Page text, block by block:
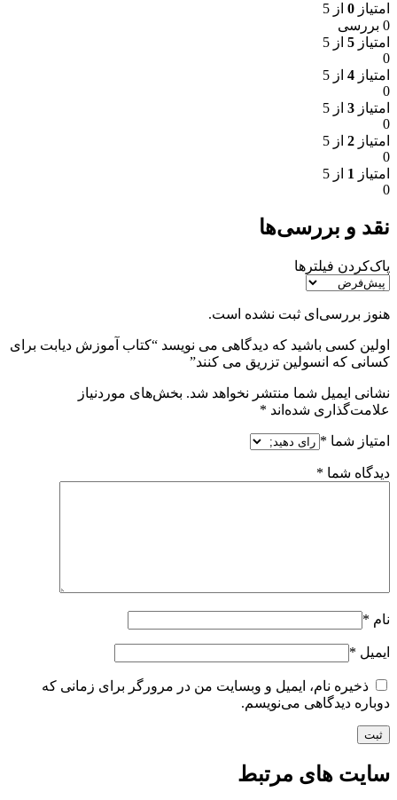
امتیاز 0 از 5
0 بررسی
امتیاز 5 از 5
0
امتیاز 4 از 5
0
امتیاز 3 از 5
0
امتیاز 2 از 5
0
امتیاز 1 از 5
0
نقد و بررسی‌ها
پاک‌کردن فیلترها
هنوز بررسی‌ای ثبت نشده است.
اولین کسی باشید که دیدگاهی می نویسد “کتاب آموزش دیابت برای
کسانی که انسولین تزریق می کنند”
نشانی ایمیل شما منتشر نخواهد شد. بخش‌های موردنیاز
علامت‌گذاری شده‌اند *
امتیاز شما *
دیدگاه شما *
نام *
ایمیل *
ذخیره نام، ایمیل و وبسایت من در مرورگر برای زمانی که
دوباره دیدگاهی می‌نویسم.
سایت های مرتبط